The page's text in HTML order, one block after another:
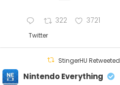
322 3721
Twitter
StingerHU Retweeted
Nintendo Everything